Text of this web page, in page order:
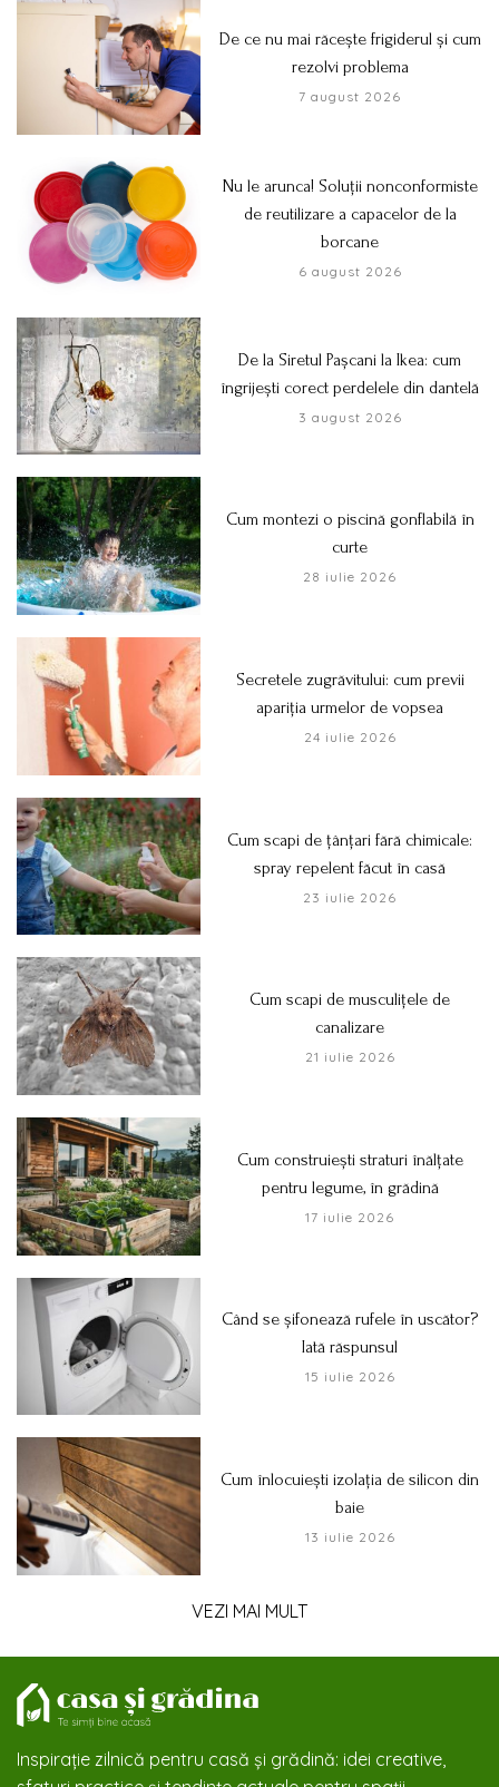
De ce nu mai răcește frigiderul și cum
rezolvi problema
7 august 2026
Nu le arunca! Soluții nonconformiste
de reutilizare a capacelor de la
borcane
6 august 2026
De la Siretul Pașcani la Ikea: cum
îngrijești corect perdelele din dantelă
3 august 2026
Cum montezi o piscină gonflabilă în
curte
28 iulie 2026
Secretele zugrăvitului: cum previi
apariția urmelor de vopsea
24 iulie 2026
Cum scapi de țânțari fără chimicale:
spray repelent făcut în casă
23 iulie 2026
Cum scapi de musculițele de
canalizare
21 iulie 2026
Cum construiești straturi înălțate
pentru legume, în grădină
17 iulie 2026
Când se șifonează rufele în uscător?
Iată răspunsul
15 iulie 2026
Cum înlocuiești izolația de silicon din
baie
13 iulie 2026
VEZI MAI MULT
Inspirație zilnică pentru casă și grădină: idei creative,